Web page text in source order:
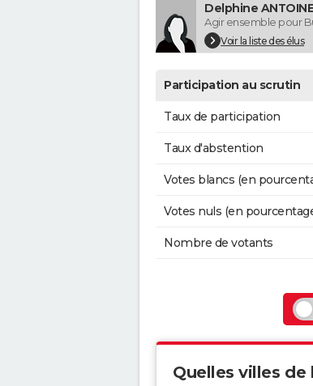
Delphine
Agir ensemble pour
Voir la liste des élus
Participation au scrutin
Taux de participation
Taux d'abstention
Votes blancs (en
Votes nuls (en
Nombre de votants
Quelles villes